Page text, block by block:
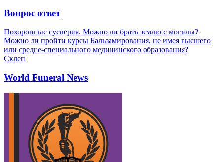
Вопрос ответ
Похоронные суеверия. Можно ли брать землю с могилы?
Можно ли пройти курсы Бальзамирования, не имея высшего
или средне-специального медицинского образования?
Склеп
World Funeral News